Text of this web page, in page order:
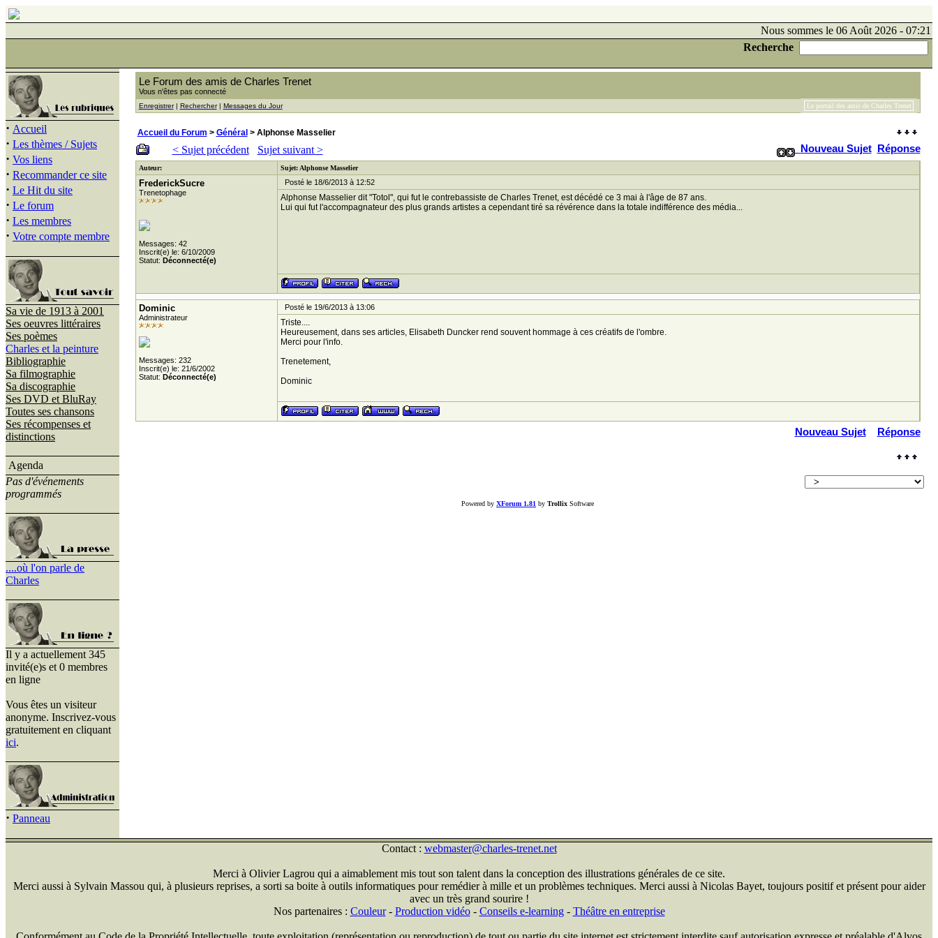
Nous sommes le 06 Août 2026 - 07:21
Recherche
· Accueil
· Les thèmes / Sujets
· Vos liens
· Recommander ce site
· Le Hit du site
· Le forum
· Les membres
· Votre compte membre
Sa vie de 1913 à 2001
Ses oeuvres littéraires
Ses poèmes
Charles et la peinture
Bibliographie
Sa filmographie
Sa discographie
Ses DVD et BluRay
Toutes ses chansons
Ses récompenses et
distinctions
Agenda
Pas d'événements
programmés
....où l'on parle de
Charles
Il y a actuellement 345
invité(e)s et 0 membres
en ligne
Vous êtes un visiteur
anonyme. Inscrivez-vous
gratuitement en cliquant
ici.
· Panneau
Le Forum des amis de Charles Trenet
Vous n'êtes pas connecté
Enregistrer| Rechercher| Messages du Jour Le portail des amis de Charles Trenet
Accueil du Forum > Général > Alphonse Masselier
< Sujet précédent Sujet suivant > Nouveau Sujet Réponse
Auteur: Sujet: Alphonse Masselier
FrederickSucre
Trenetophage
Messages: 42
Inscrit(e) le: 6/10/2009
Statut: Déconnecté(e)
Posté le 18/6/2013 à 12:52
Alphonse Masselier dit "Totol", qui fut le contrebassiste de Charles Trenet, est décédé ce 3 mai à l'âge de 87 ans.
Lui qui fut l'accompagnateur des plus grands artistes a cependant tiré sa révérence dans la totale indifférence des média...
Dominic
Administrateur
Messages: 232
Inscrit(e) le: 21/6/2002
Statut: Déconnecté(e)
Posté le 19/6/2013 à 13:06
Triste....
Heureusement, dans ses articles, Elisabeth Duncker rend souvent hommage à ces créatifs de l'ombre.
Merci pour l'info.
Trenetement,
Dominic
Nouveau Sujet Réponse
Powered by XForum 1.81 by Trollix Software
Contact : webmaster@charles-trenet.net
Merci à Olivier Lagrou qui a aimablement mis tout son talent dans la conception des illustrations générales de ce site.
Merci aussi à Sylvain Massou qui, à plusieurs reprises, a sorti sa boite à outils informatiques pour remédier à mille et un problèmes techniques. Merci aussi à Nicolas Bayet, toujours positif et présent pour aider
avec un très grand sourire !
Nos partenaires : Couleur- Production vidéo- Conseils e-learning- Théâtre en entreprise